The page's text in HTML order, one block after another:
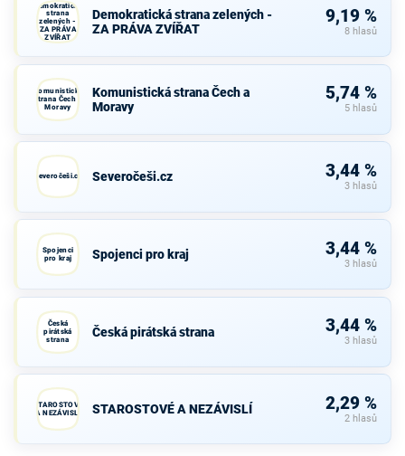
Demokratická
strana
zelených -
ZA PRÁVA
ZVÍŘAT
Demokratická strana zelených -
ZA PRÁVA ZVÍŘAT
9,19 %
8 hlasů
Komunistická
strana Čech a
Moravy
Komunistická strana Čech a
Moravy
5,74 %
5 hlasů
Severočeši.cz Severočeši.cz 3,44 %
3 hlasů
Spojenci
pro kraj
Spojenci pro kraj 3,44 %
3 hlasů
Česká
pirátská
strana
Česká pirátská strana 3,44 %
3 hlasů
STAROSTOVÉ
A NEZÁVISLÍ
STAROSTOVÉ A NEZÁVISLÍ 2,29 %
2 hlasů